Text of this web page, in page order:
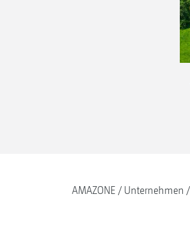
AMAZONE Unternehmen